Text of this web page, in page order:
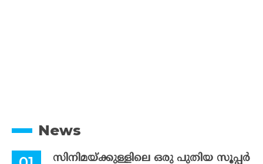
News
സിനിമയ്ക്കുള്ളിലെ ഒരു പുതിയ സൂപ്പർ